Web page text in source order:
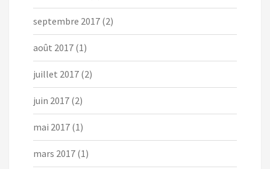
septembre 2017 (2)
août 2017 (1)
juillet 2017 (2)
juin 2017 (2)
mai 2017 (1)
mars 2017 (1)